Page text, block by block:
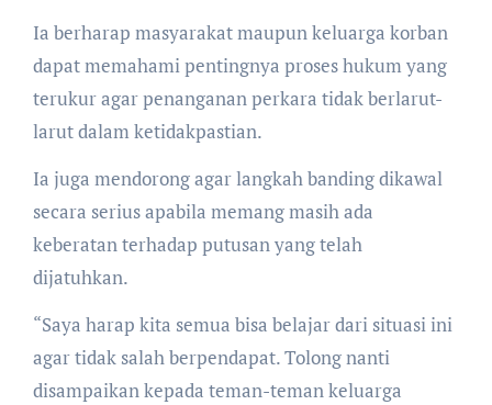
Ia berharap masyarakat maupun keluarga korban
dapat memahami pentingnya proses hukum yang
terukur agar penanganan perkara tidak berlarut-
larut dalam ketidakpastian.
Ia juga mendorong agar langkah banding dikawal
secara serius apabila memang masih ada
keberatan terhadap putusan yang telah
dijatuhkan.
“Saya harap kita semua bisa belajar dari situasi ini
agar tidak salah berpendapat. Tolong nanti
disampaikan kepada teman-teman keluarga